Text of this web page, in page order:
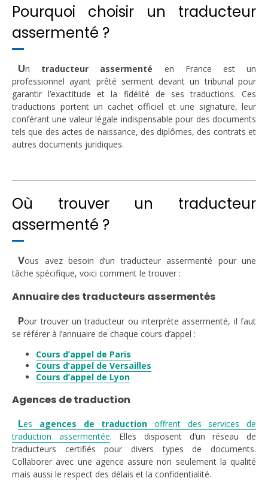
Pourquoi choisir un traducteur
assermenté ?
Un traducteur assermenté en France est un
professionnel ayant prêté serment devant un tribunal pour
garantir l’exactitude et la fidélité de ses traductions. Ces
traductions portent un cachet officiel et une signature, leur
conférant une valeur légale indispensable pour des documents
tels que des actes de naissance, des diplômes, des contrats et
autres documents juridiques.
Où trouver un traducteur
assermenté ?
Vous avez besoin d’un traducteur assermenté pour une
tâche spécifique, voici comment le trouver :
Annuaire des traducteurs assermentés
Pour trouver un traducteur ou interprète assermenté, il faut
se référer à l’annuaire de chaque cours d’appel :
Cours d’appel de Paris
Cours d’appel de Versailles
Cours d’appel de Lyon
Agences de traduction
Les agences de traduction offrent des services de
traduction assermentée. Elles disposent d’un réseau de
traducteurs certifiés pour divers types de documents.
Collaborer avec une agence assure non seulement la qualité
mais aussi le respect des délais et la confidentialité.